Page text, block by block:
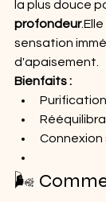
la plus douce
profondeur
sensation
d'apaisement.
Bienfaits :
Connexion
🌬️